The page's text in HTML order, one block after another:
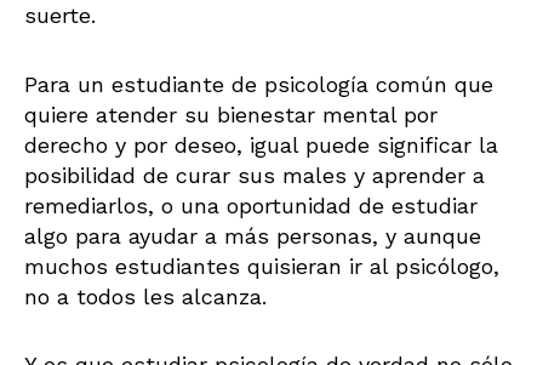
suerte.
Para un estudiante de psicología común que
quiere atender su bienestar mental por
derecho y por deseo, igual puede significar la
posibilidad de curar sus males y aprender a
remediarlos, o una oportunidad de estudiar
algo para ayudar a más personas, y aunque
muchos estudiantes quisieran ir al psicólogo,
no a todos les alcanza.